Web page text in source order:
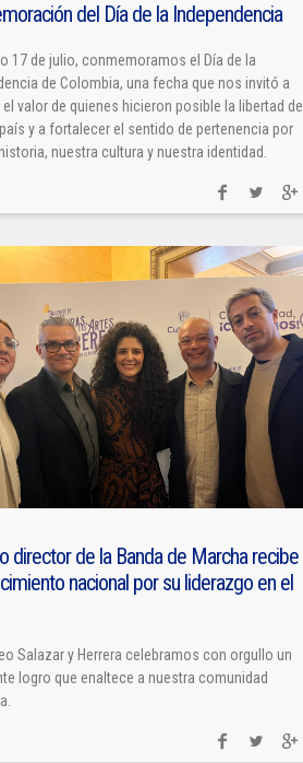
del Día de la Independencia
17 de julio, conmemoramos el Día de la
de Colombia, una fecha que nos invitó a
valor de quienes hicieron posible la libertad de
y a fortalecer el sentido de pertenencia por
nuestra cultura y nuestra identidad.
director de la Banda de Marcha recibe
nacional por su liderazgo en el
Salazar y Herrera celebramos con orgullo un
logro que enaltece a nuestra comunidad